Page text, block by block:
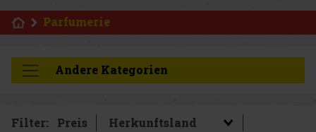
Parfumerie
Andere Kategorien
Filter: Preis